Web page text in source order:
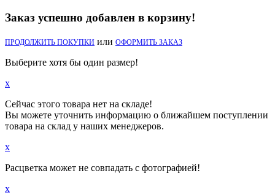
Заказ успешно добавлен в корзину!
ПРОДОЛЖИТЬ ПОКУПКИ или ОФОРМИТЬ ЗАКАЗ
Выберите хотя бы один размер!
x
Сейчас этого товара нет на складе!
Вы можете уточнить информацию о ближайшем поступлении
товара на склад у наших менеджеров.
x
Расцветка может не совпадать с фотографией!
x